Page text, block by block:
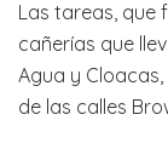
Las tareas, que
cañerías que
Agua y
de las calles